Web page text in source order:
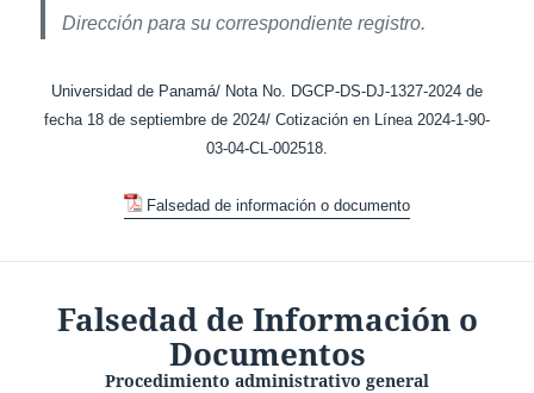
Dirección para su correspondiente registro.
Universidad de Panamá/ Nota No. DGCP-DS-DJ-1327-2024 de
fecha 18 de septiembre de 2024/ Cotización en Línea 2024-1-90-
03-04-CL-002518.
Falsedad de información o documento
Falsedad de Información o
Documentos
Procedimiento administrativo general